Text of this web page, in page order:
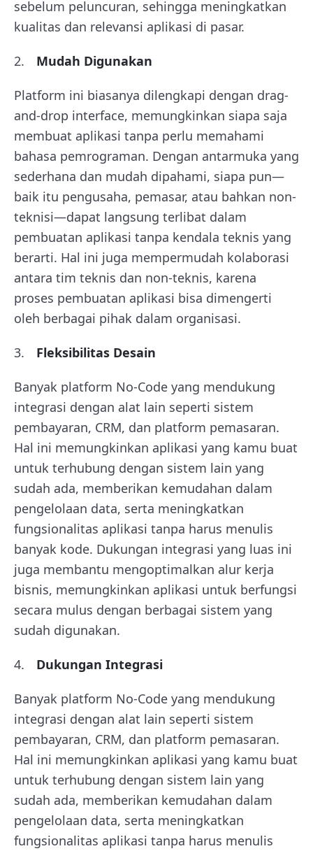
sebelum peluncuran, sehingga meningkatkan
kualitas dan relevansi aplikasi di pasar.
Mudah Digunakan
Platform ini biasanya dilengkapi dengan drag-
and-drop interface, memungkinkan siapa saja
membuat aplikasi tanpa perlu memahami
bahasa pemrograman. Dengan antarmuka yang
sederhana dan mudah dipahami, siapa pun—
baik itu pengusaha, pemasar, atau bahkan non-
teknisi—dapat langsung terlibat dalam
pembuatan aplikasi tanpa kendala teknis yang
berarti. Hal ini juga mempermudah kolaborasi
antara tim teknis dan non-teknis, karena
proses pembuatan aplikasi bisa dimengerti
oleh berbagai pihak dalam organisasi.
Fleksibilitas Desain
Banyak platform No-Code yang mendukung
integrasi dengan alat lain seperti sistem
pembayaran, CRM, dan platform pemasaran.
Hal ini memungkinkan aplikasi yang kamu buat
untuk terhubung dengan sistem lain yang
sudah ada, memberikan kemudahan dalam
pengelolaan data, serta meningkatkan
fungsionalitas aplikasi tanpa harus menulis
banyak kode. Dukungan integrasi yang luas ini
juga membantu mengoptimalkan alur kerja
bisnis, memungkinkan aplikasi untuk berfungsi
secara mulus dengan berbagai sistem yang
sudah digunakan.
Dukungan Integrasi
Banyak platform No-Code yang mendukung
integrasi dengan alat lain seperti sistem
pembayaran, CRM, dan platform pemasaran.
Hal ini memungkinkan aplikasi yang kamu buat
untuk terhubung dengan sistem lain yang
sudah ada, memberikan kemudahan dalam
pengelolaan data, serta meningkatkan
fungsionalitas aplikasi tanpa harus menulis